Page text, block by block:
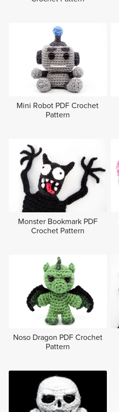
Mini Robot PDF Crochet
Pattern
Monster Bookmark PDF
Crochet Pattern
Noso Dragon PDF Crochet
Pattern